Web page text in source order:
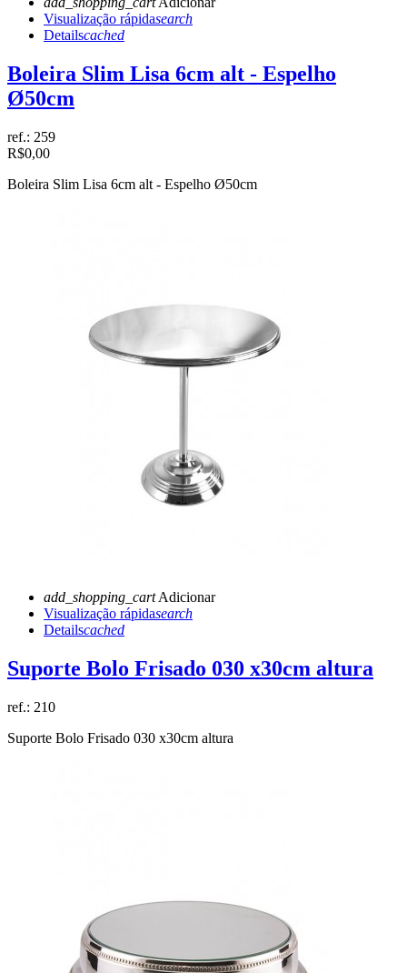
Visualização rápidasearch
Detailscached
Boleira Slim Lisa 6cm alt - Espelho
Ø50cm
ref.: 259
R$0,00
Boleira Slim Lisa 6cm alt - Espelho Ø50cm
add_shopping_cartAdicionar
Visualização rápidasearch
Detailscached
Suporte Bolo Frisado 030 x30cm altura
ref.: 210
Suporte Bolo Frisado 030 x30cm altura